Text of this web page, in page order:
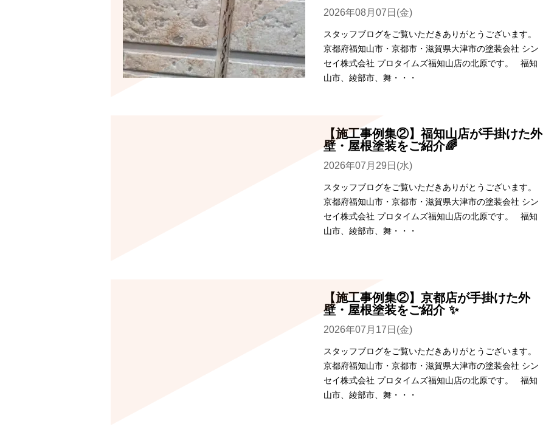
2026年08月07日(金)
スタッフブログをご覧いただきありがとうございます。
京都府福知山市・京都市・滋賀県大津市の塗装会社 シン
セイ株式会社 プロタイムズ福知山店の北原です。 福知
山市、綾部市、舞・・・
【施工事例集②】福知山店が手掛けた外
壁・屋根塗装をご紹介🌈
2026年07月29日(水)
スタッフブログをご覧いただきありがとうございます。
京都府福知山市・京都市・滋賀県大津市の塗装会社 シン
セイ株式会社 プロタイムズ福知山店の北原です。 福知
山市、綾部市、舞・・・
【施工事例集②】京都店が手掛けた外
壁・屋根塗装をご紹介 ✨
2026年07月17日(金)
スタッフブログをご覧いただきありがとうございます。
京都府福知山市・京都市・滋賀県大津市の塗装会社 シン
セイ株式会社 プロタイムズ福知山店の北原です。 福知
山市、綾部市、舞・・・